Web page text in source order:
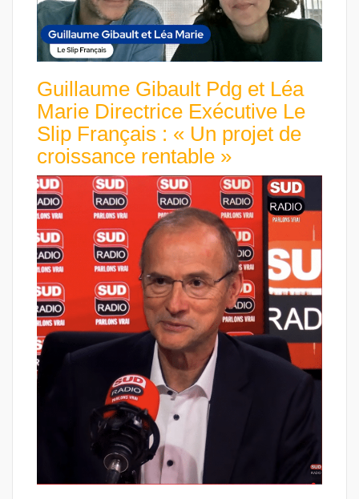
Guillaume Gibault Pdg et Léa
Marie Directrice Exécutive Le
Slip Français : « Un projet de
croissance rentable »